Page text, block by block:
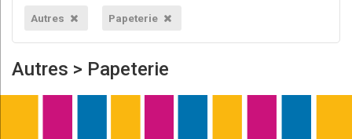
Autres Papeterie
Autres > Papeterie